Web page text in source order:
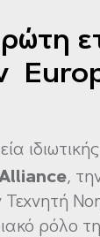
,
ρόλο